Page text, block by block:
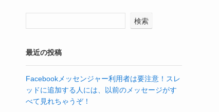
検索
最近の投稿
Facebookメッセンジャー利用者は要注意！スレ
ッドに追加する人には、以前のメッセージがす
べて見れちゃうぞ！